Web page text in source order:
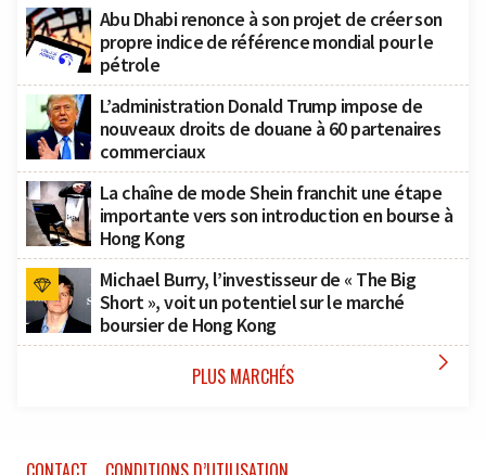
Abu Dhabi renonce à son projet de créer son
propre indice de référence mondial pour le
pétrole
L’administration Donald Trump impose de
nouveaux droits de douane à 60 partenaires
commerciaux
La chaîne de mode Shein franchit une étape
importante vers son introduction en bourse à
Hong Kong
Michael Burry, l’investisseur de « The Big
Short », voit un potentiel sur le marché
boursier de Hong Kong
PLUS MARCHÉS 